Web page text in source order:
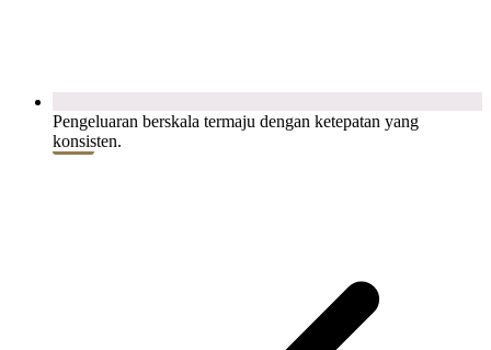
Pengeluaran berskala termaju dengan ketepatan yang
konsisten.